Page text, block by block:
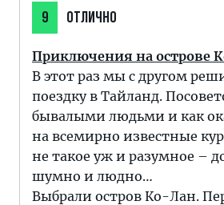
9 ОТЛИЧНО
Приключения на острове
В этот раз мы с другом
поездку в Тайланд.
бывалыми людьми и как
на всемирно известные
не такое уж и разумное –
шумно и людно…
Выбрали остров Ко-Лан.